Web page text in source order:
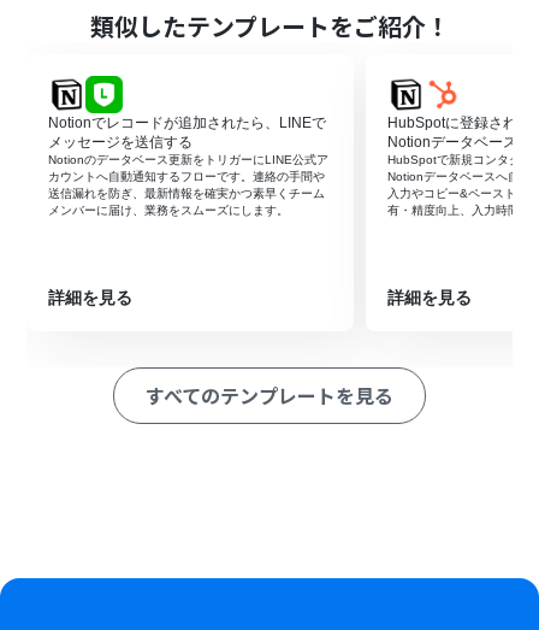
はじめに、NotionとLINE WORKSをYoomと連携します。
次に、トリガーでNotionを選択し、「特定のデータベー
スのページが作成・更新されたら」というアクションを設
定します。
最後に、オペレーションでLINE WORKSを選択し、「トー
クルームにメッセージを送信」アクションを設定し、
※「トリガー」：フロー起動のきっかけとなるアクション、「オ
■このワークフローのカスタムポイント
Notionのトリガー設定では、通知の対象としたいデータ
類似したテンプレートをご紹介！
Notionでレコードが追加されたら、LINEで
メッセージを送信する
Notionのデータベース更新をトリガーにLINE公式ア
カウントへ自動通知するフローです。連絡の手間や
送信漏れを防ぎ、最新情報を確実かつ素早くチーム
メンバーに届け、業務をスムーズにします。
詳細を見る
HubSpotに登録された
Notionデータベースへ
HubSpotで新規コンタクト
Notionデータベースへ自動
入力やコピー&ペーストを
有・精度向上、入力時間の
詳細を見る
すべてのテンプレートを見る